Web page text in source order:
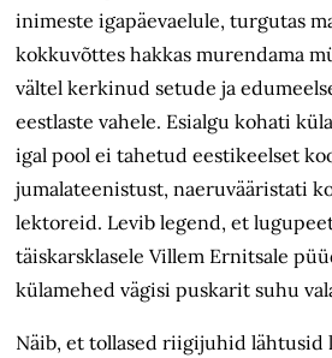
inimeste igapäevaelule, turgutas
kokkuvõttes hakkas murendama
vältel kerkinud setude ja
eestlaste vahele. Esialgu kohati
igal pool ei tahetud eestikeelset
jumalateenistust, naeruvääristati
lektoreid. Levib legend, et
täiskarsklasele Villem Ernitsale
külamehed vägisi puskarit suhu
Näib, et tollased riigijuhid lähtusid